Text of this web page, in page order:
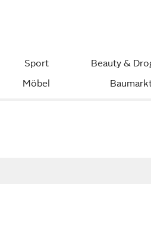
Sport Beauty &
Möbel